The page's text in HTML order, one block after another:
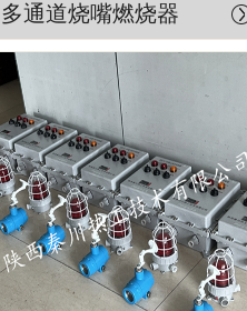
多通道烧嘴燃烧器